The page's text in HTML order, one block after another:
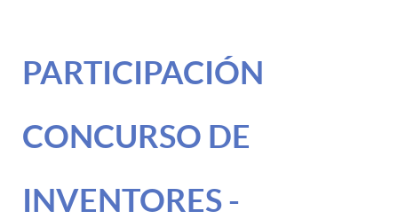
PARTICIPACIÓN
CONCURSO DE
INVENTORES -